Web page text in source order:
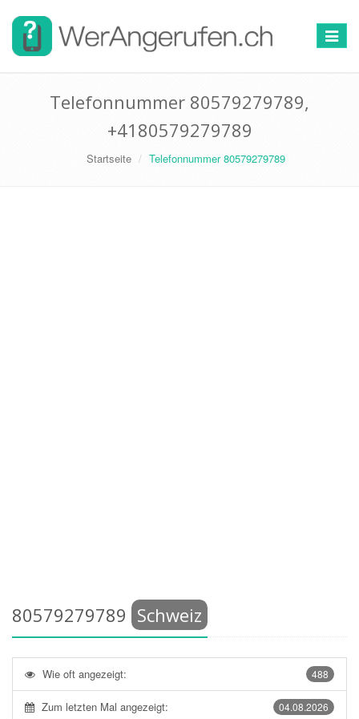
Toggle
Telefonnummer 80579279789,
+4180579279789
Startseite Telefonnummer 80579279789
80579279789 Schweiz
488
Wie oft angezeigt:
04.08.2026
Zum letzten Mal angezeigt: